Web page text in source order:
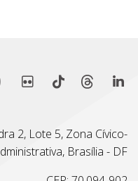
2, Lote 5, Zona Cívico-
Brasília - DF